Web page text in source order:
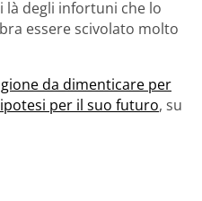
là degli infortuni che lo
essere scivolato molto
da dimenticare per
per il suo futuro, su